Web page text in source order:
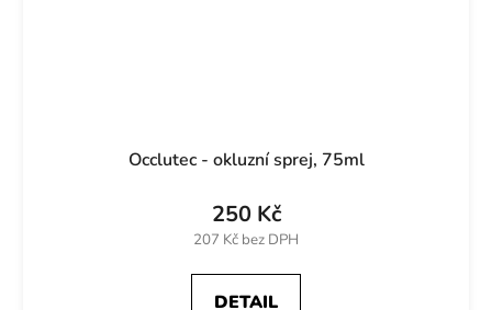
Occlutec - okluzní sprej, 75ml
207 Kč bez DPH
250 Kč
DETAIL